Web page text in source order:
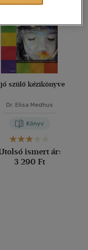
szülő kézikönyve
Dr. Elisa Medhus
Könyv
ismert ár:
3 290 Ft